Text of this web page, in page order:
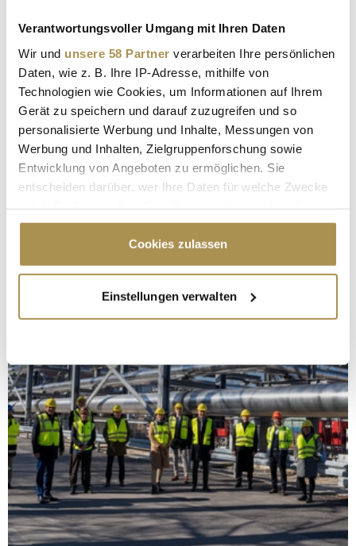
Verantwortungsvoller Umgang mit Ihren Daten
Wir und unsere 58 Partner verarbeiten Ihre persönlichen
Daten, wie z. B. Ihre IP-Adresse, mithilfe von
Technologien wie Cookies, um Informationen auf Ihrem
Gerät zu speichern und darauf zuzugreifen und so
personalisierte Werbung und Inhalte, Messungen von
Werbung und Inhalten, Zielgruppenforschung sowie
Entwicklung von Angeboten zu ermöglichen. Sie
entscheiden darüber, wer Ihre Daten für welche Zwecke
Cookie-Erklärung oder durch Klicken auf das Privacy
Trigger Symbol ändern oder widerrufen
Informationen über Ihre geografische Lage
erfassen, welche bis auf einige Meter genau sein
bestimmten Merkmalen (Fingerprinting) identifizieren
Erfahren Sie mehr darüber, wie Ihre persönlichen Daten
verarbeitet werden, und legen Sie Ihre Präferenzen im
Abschnitt Einzelheitenfest.
Wir verwenden Cookies, um Inhalte und Anzeigen zu
personalisieren, Funktionen für soziale Medien anbieten
zu können und die Zugriffe auf unsere Website zu
analysieren. Außerdem geben wir Informationen zu Ihrer
Cookies zulassen
Einstellungen verwalten